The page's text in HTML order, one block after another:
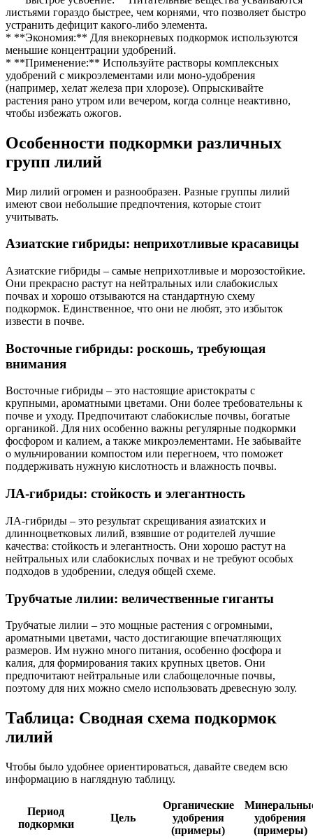
листьями гораздо быстрее, чем корнями, что позволяет быстро
устранить дефицит какого-либо элемента.
* **Экономия:** Для внекорневых подкормок используются
меньшие концентрации удобрений.
* **Применение:** Используйте растворы комплексных
удобрений с микроэлементами или моно-удобрения
(например, хелат железа при хлорозе). Опрыскивайте
растения рано утром или вечером, когда солнце неактивно,
чтобы избежать ожогов.
Особенности подкормки различных
групп лилий
Мир лилий огромен и разнообразен. Разные группы лилий
имеют свои небольшие предпочтения, которые стоит
учитывать.
Азиатские гибриды: неприхотливые красавицы
Азиатские гибриды – самые неприхотливые и морозостойкие.
Они прекрасно растут на нейтральных или слабокислых
почвах и хорошо отзываются на стандартную схему
подкормок. Единственное, что они не любят, это избыток
извести в почве.
Восточные гибриды: роскошь, требующая
внимания
Восточные гибриды – это настоящие аристократы с
крупными, ароматными цветами. Они более требовательны к
почве и уходу. Предпочитают слабокислые почвы, богатые
органикой. Для них особенно важны регулярные подкормки
фосфором и калием, а также микроэлементами. Не забывайте
о мульчировании компостом или перегноем, что поможет
поддерживать нужную кислотность и влажность почвы.
ЛА-гибриды: стойкость и элегантность
ЛА-гибриды – это результат скрещивания азиатских и
длинноцветковых лилий, взявшие от родителей лучшие
качества: стойкость и элегантность. Они хорошо растут на
нейтральных или слабокислых почвах и не требуют особых
подходов в удобрении, следуя общей схеме.
Трубчатые лилии: величественные гиганты
Трубчатые лилии – это мощные растения с огромными,
ароматными цветами, часто достигающие впечатляющих
размеров. Им нужно много питания, особенно фосфора и
калия, для формирования таких крупных цветов. Они
предпочитают нейтральные или слабощелочные почвы,
поэтому для них можно смело использовать древесную золу.
Таблица: Сводная схема подкормок
лилий
Чтобы было удобнее ориентироваться, давайте сведем всю
информацию в наглядную таблицу.
Период
подкормки
Цель
Органические
удобрения
(примеры)
удобрения
(примеры)